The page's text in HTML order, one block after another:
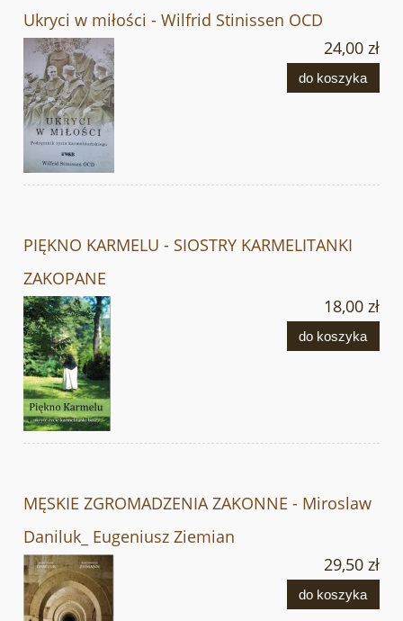
Ukryci w miłości - Wilfrid Stinissen OCD
24,00 zł
do koszyka
PIĘKNO KARMELU - SIOSTRY KARMELITANKI
ZAKOPANE
18,00 zł
do koszyka
MĘSKIE ZGROMADZENIA ZAKONNE - Miroslaw
Daniluk_ Eugeniusz Ziemian
29,50 zł
do koszyka